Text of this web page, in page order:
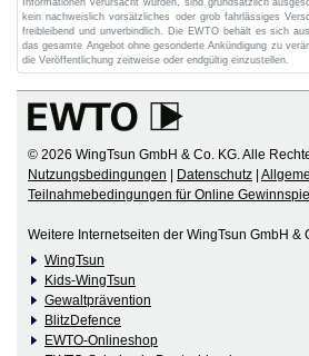
Informationen verursacht wurden, sind grundsätzlich
kein nachweislich vorsätzliches oder grob fahrlässiges
freibleibend und unverbindlich. Die EWTO behält es sich
das gesamte Angebot ohne gesonderte Ankündigung zu
die Veröffentlichung zeitweise oder endgültig einzustellen.
© 2026 WingTsun GmbH & Co. KG. Alle
Nutzungsbedingungen
Datenschutz
Teilnahmebedingungen für Online
Weitere Internetseiten der WingTsun GmbH &
WingTsun
Kids-WingTsun
Gewaltprävention
BlitzDefence
EWTO-Onlineshop